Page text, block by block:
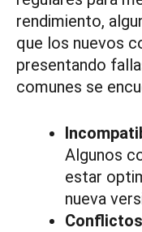
rendimiento,
que los nuevos
presentando
comunes se
Algunos
estar
nueva